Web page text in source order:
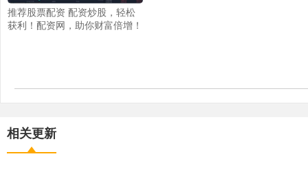
推荐股票配资 配资炒股，轻松
获利！配资网，助你财富倍增！
相关更新